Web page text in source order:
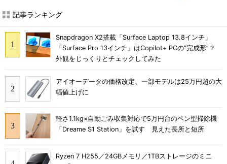
記事ランキング
Snapdragon X2搭載「Surface Laptop 13.8インチ」
「Surface Pro 13インチ」はCopilot+ PCの“完成形”？
外観をじっくりとチェックしてみた
アイオーデータの価格改定、一部モデルは25万円超の大
幅値上げに
軽さ1.1kg×自動ごみ収集対応で5万円台のペン型掃除機
「Dreame S1 Station」を試す 見えた長所と短所
Ryzen 7 H255／24GBメモリ／1TBストレージのミニ